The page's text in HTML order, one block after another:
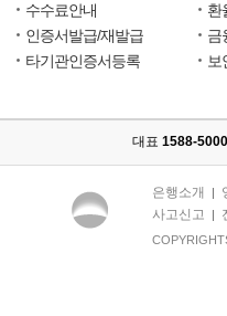
수수료안내
환
인증서발급/재발급
금
타기관인증서등록
보
대표 1588-5000
은행소개
사고신고